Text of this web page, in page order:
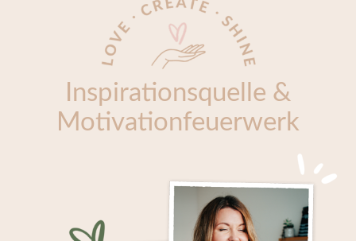
Inspirationsquelle &
Motivationfeuerwerk